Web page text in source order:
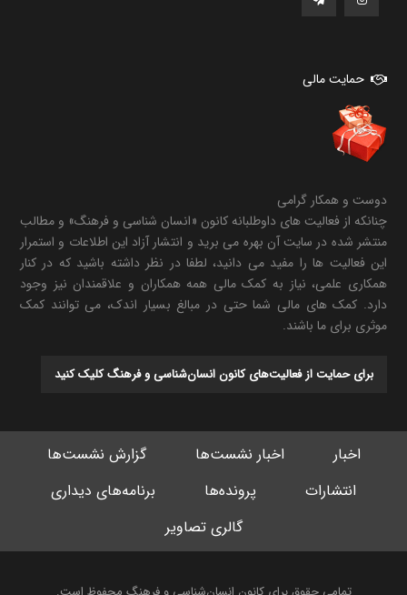
حمایت مالی
دوست و همکار گرامی
چنانکه از فعالیت های داوطلبانه کانون «انسان شناسی و فرهنگ» و مطالب
منتشر شده در سایت آن بهره می برید و انتشار آزاد این اطلاعات و استمرار
این فعالیت ها را مفید می دانید، لطفا در نظر داشته باشید که در کنار
همکاری علمی، نیاز به کمک مالی همه همکاران و علاقمندان نیز وجود
دارد. کمک های مالی شما حتی در مبالغ بسیار اندک، می توانند کمک
موثری برای ما باشند.
برای حمایت از فعالیت‌های کانون انسان‌شناسی و فرهنگ کلیک کنید
اخبار اخبار نشست‌ها
گزارش نشست‌ها
انتشارات
پرونده‌ها
برنامه‌های دیداری
گالری تصاویر